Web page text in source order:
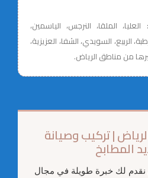
الملقا، النرجس، الياسمين،
الربيع، السويدي، الشفا، العزيزية،
من مناطق الرياض.
| تركيب وصيانة
المطابخ
نقدم لك خبرة طويلة في مجال